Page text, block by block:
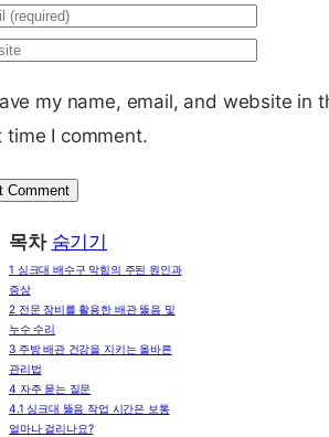
my name, email, and website in
time I comment.
목차 숨기기
1 싱크대 배수구 막힘의 주된 원인과
증상
2 전문 장비를 활용한 배관 뚫음 및
누수 수리
3 주방 배관 건강을 지키는 올바른
관리법
4 자주 묻는 질문
4.1 싱크대 뚫음 작업 시간은 보통
얼마나 걸리나요?